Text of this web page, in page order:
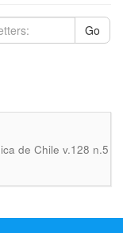
Go
de Chile v.128 n.5